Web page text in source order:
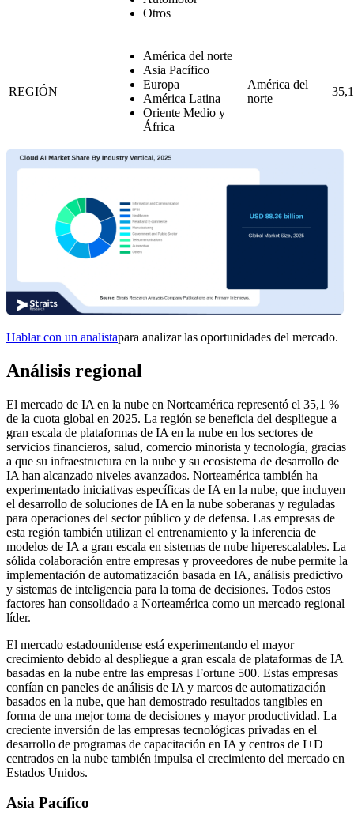
Otros
REGIÓN
América del norte
Asia Pacífico
Europa
América Latina
Oriente Medio y
África
América del
norte
Hablar con un analistapara analizar las oportunidades del mercado.
Análisis regional
El mercado de IA en la nube en Norteamérica representó el 35,1 %
de la cuota global en 2025. La región se beneficia del despliegue a
gran escala de plataformas de IA en la nube en los sectores de
servicios financieros, salud, comercio minorista y tecnología, gracias
a que su infraestructura en la nube y su ecosistema de desarrollo de
IA han alcanzado niveles avanzados. Norteamérica también ha
experimentado iniciativas específicas de IA en la nube, que incluyen
el desarrollo de soluciones de IA en la nube soberanas y reguladas
para operaciones del sector público y de defensa. Las empresas de
esta región también utilizan el entrenamiento y la inferencia de
modelos de IA a gran escala en sistemas de nube hiperescalables. La
sólida colaboración entre empresas y proveedores de nube permite la
implementación de automatización basada en IA, análisis predictivo
y sistemas de inteligencia para la toma de decisiones. Todos estos
factores han consolidado a Norteamérica como un mercado regional
líder.
El mercado estadounidense está experimentando el mayor
crecimiento debido al despliegue a gran escala de plataformas de IA
basadas en la nube entre las empresas Fortune 500. Estas empresas
confían en paneles de análisis de IA y marcos de automatización
basados ​​en la nube, que han demostrado resultados tangibles en
forma de una mejor toma de decisiones y mayor productividad. La
creciente inversión de las empresas tecnológicas privadas en el
desarrollo de programas de capacitación en IA y centros de I+D
centrados en la nube también impulsa el crecimiento del mercado en
Estados Unidos.
Asia Pacífico